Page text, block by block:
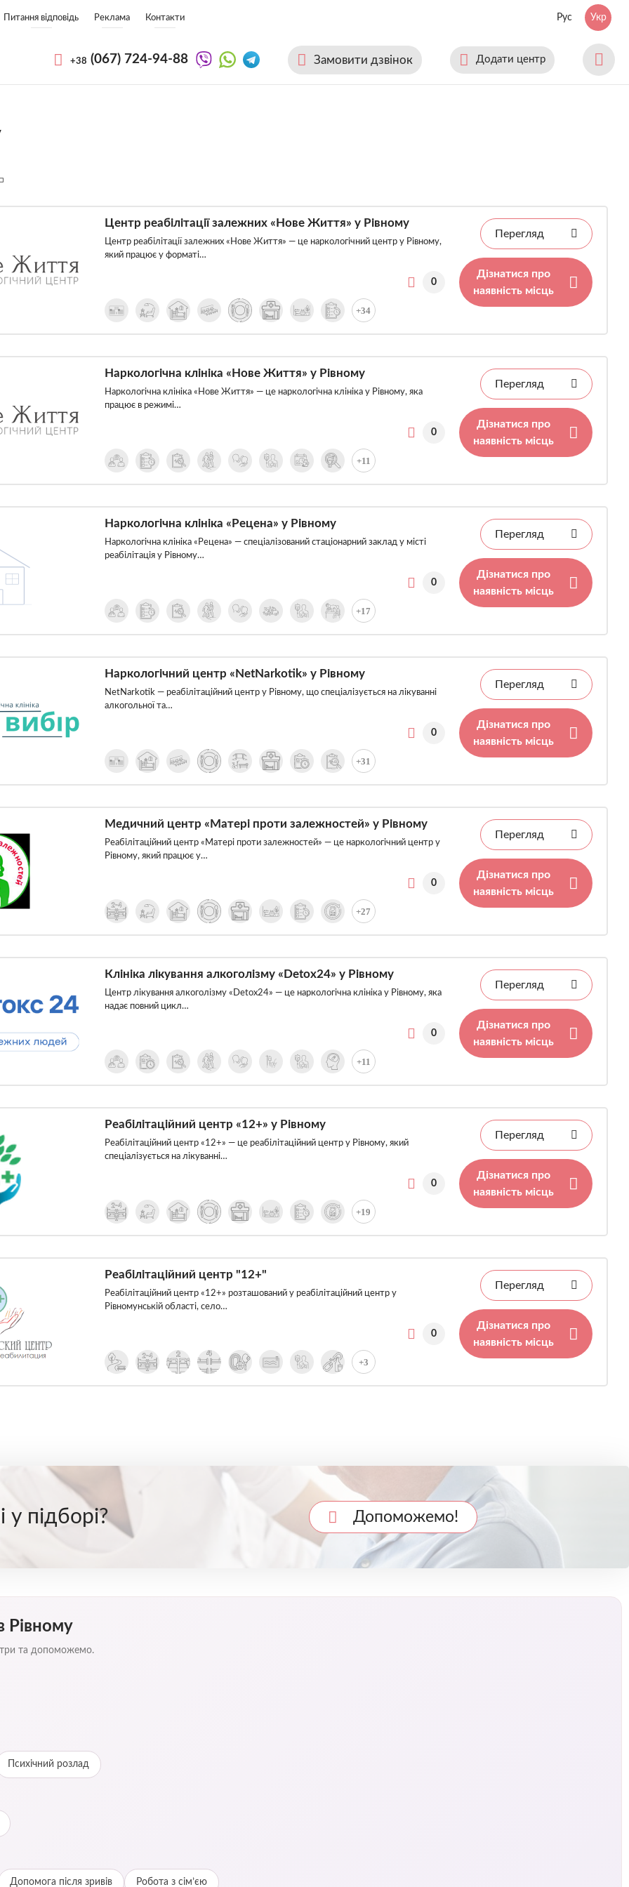
Питання відповідь Реклама Контакти Рус Укр
+38 (067) 724-94-88 Замовити дзвінок Додати центр
Центр реабілітації залежних «Нове Життя» у Рівному
Центр реабілітації залежних «Нове Життя» — це наркологічний центр у Рівному,
який працює у форматі…
0
+34
Перегляд
Дізнатися про
наявність місць
Наркологічна клініка «Нове Життя» у Рівному
Наркологічна клініка «Нове Життя» — це наркологічна клініка у Рівному, яка
працює в режимі…
0
+11
Перегляд
Дізнатися про
наявність місць
Наркологічна клініка «Рецена» у Рівному
Наркологічна клініка «Рецена» — спеціалізований стаціонарний заклад у місті
реабілітація у Рівному…
0
+17
Перегляд
Дізнатися про
наявність місць
Наркологічний центр «NetNarkotik» у Рівному
NetNarkotik — реабілітаційний центр у Рівному, що спеціалізується на лікуванні
алкогольної та…
0
+31
Перегляд
Дізнатися про
наявність місць
Медичний центр «Матері проти залежностей» у Рівному
Реабілітаційний центр «Матері проти залежностей» — це наркологічний центр у
Рівному, який працює у…
0
+27
Перегляд
Дізнатися про
наявність місць
Клініка лікування алкоголізму «Detox24» у Рівному
Центр лікування алкоголізму «Detox24» — це наркологічна клініка у Рівному, яка
надає повний цикл…
0
+11
Перегляд
Дізнатися про
наявність місць
Реабілітаційний центр «12+» у Рівному
Реабілітаційний центр «12+» — це реабілітаційний центр у Рівному, який
спеціалізується на лікуванні…
0
+19
Перегляд
Дізнатися про
наявність місць
Реабілітаційний центр "12+"
Реабілітаційний центр «12+» розташований у реабілітаційний центр у
Рівномунській області, село…
0
+3
Перегляд
Дізнатися про
наявність місць
у підборі? Допоможемо!
Рівному
та допоможемо.
Психічний розлад
Допомога після зривів Робота з сім’єю